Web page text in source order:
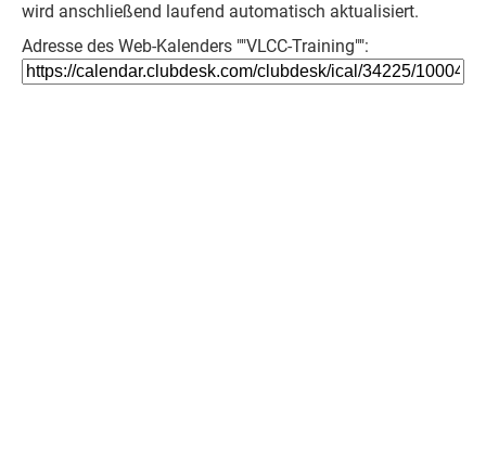
wird anschließend laufend automatisch aktualisiert.
Adresse des Web-Kalenders ""VLCC-Training"":